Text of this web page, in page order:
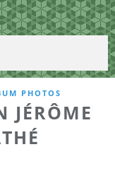
PHOTOS
JÉRÔME